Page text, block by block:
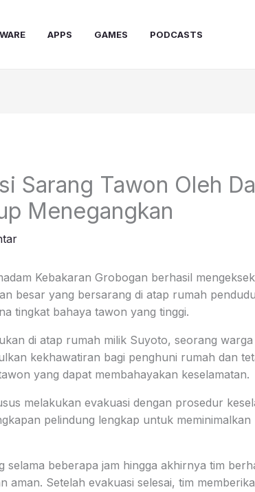
APPS GAMES PODCASTS
Sarang Tawon Oleh
Menegangkan
Kebakaran Grobogan berhasil
besar yang bersarang di atap rumah
tingkat bahaya tawon yang tinggi.
di atap rumah milik Suyoto, seorang
kekhawatiran bagi penghuni rumah dan
yang dapat membahayakan keselamatan.
melakukan evakuasi dengan prosedur
pelindung lengkap untuk
selama beberapa jam hingga akhirnya tim
aman. Setelah evakuasi selesai, tim